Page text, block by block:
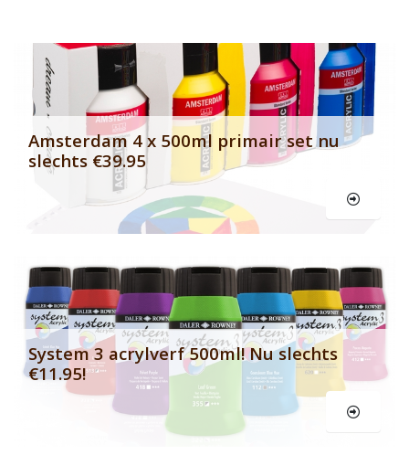
Banner row 2
Amsterdam 4 x 500ml primair set nu
slechts €39.95
System 3 acrylverf 500ml! Nu slechts
€11.95!